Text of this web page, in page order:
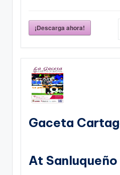
¡Descarga ahora!
Gaceta
At Sanluqueño